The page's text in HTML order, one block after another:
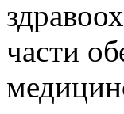
части